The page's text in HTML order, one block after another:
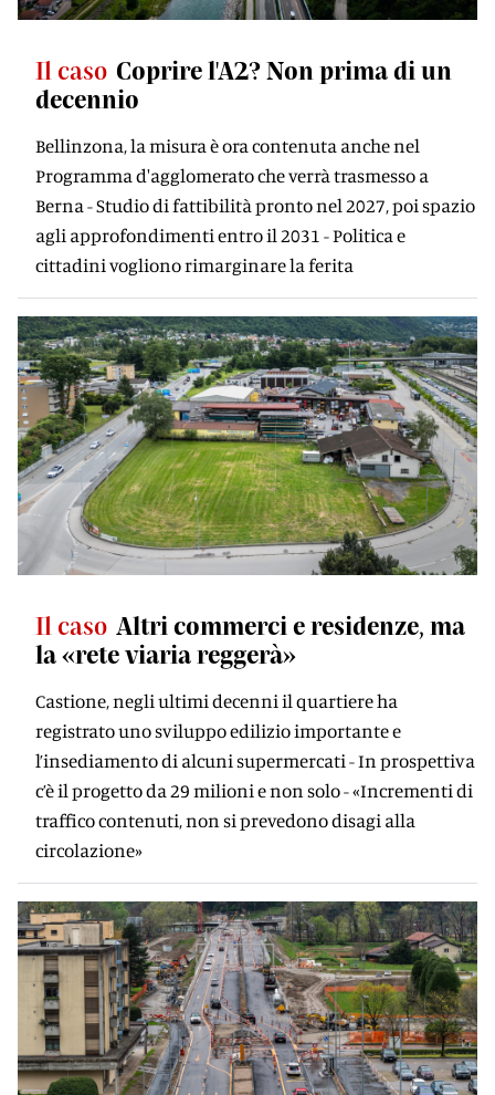
Il caso Coprire l'A2? Non prima di un
decennio
Bellinzona, la misura è ora contenuta anche nel
Programma d'agglomerato che verrà trasmesso a
Berna - Studio di fattibilità pronto nel 2027, poi spazio
agli approfondimenti entro il 2031 - Politica e
cittadini vogliono rimarginare la ferita
Il caso Altri commerci e residenze, ma
la «rete viaria reggerà»
Castione, negli ultimi decenni il quartiere ha
registrato uno sviluppo edilizio importante e
l’insediamento di alcuni supermercati - In prospettiva
c’è il progetto da 29 milioni e non solo - «Incrementi di
traffico contenuti, non si prevedono disagi alla
circolazione»